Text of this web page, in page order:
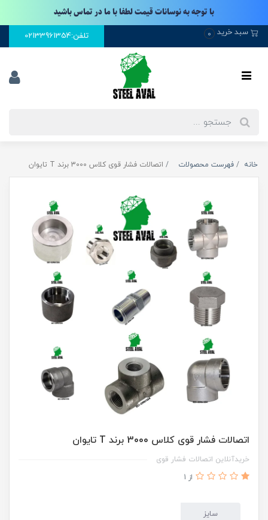
با توجه به نوسانات قیمت لطفا با ما در تماس باشید
سبد خرید 0 تلفن:02133961354
خانه فهرست محصولات اتصالات فشار قوی کلاس 3000 برند T تایوان
اتصالات فشار قوی کلاس 3000 برند T تایوان
خریدآنلاین اتصالات فشار قوی
از 1
سایز